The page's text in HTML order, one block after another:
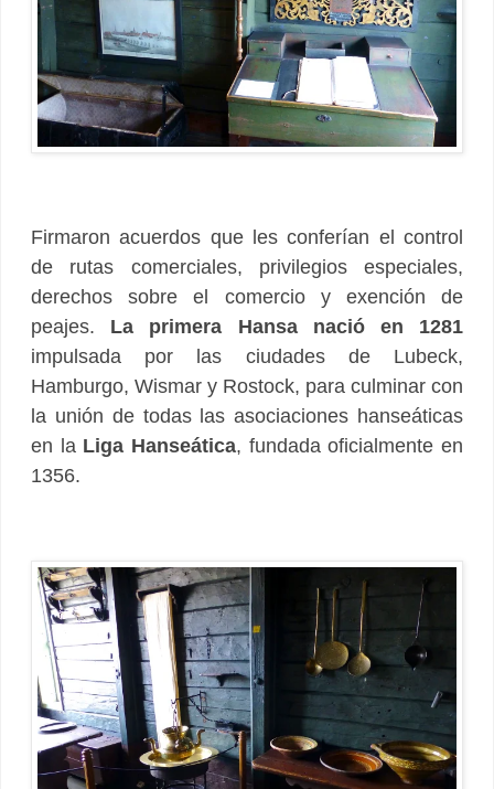
Firmaron acuerdos que les conferían el control
de rutas comerciales, privilegios especiales,
derechos sobre el comercio y exención de
peajes. La primera Hansa nació en 1281
impulsada por las ciudades de Lubeck,
Hamburgo, Wismar y Rostock, para culminar con
la unión de todas las asociaciones hanseáticas
en la Liga Hanseática, fundada oficialmente en
1356.